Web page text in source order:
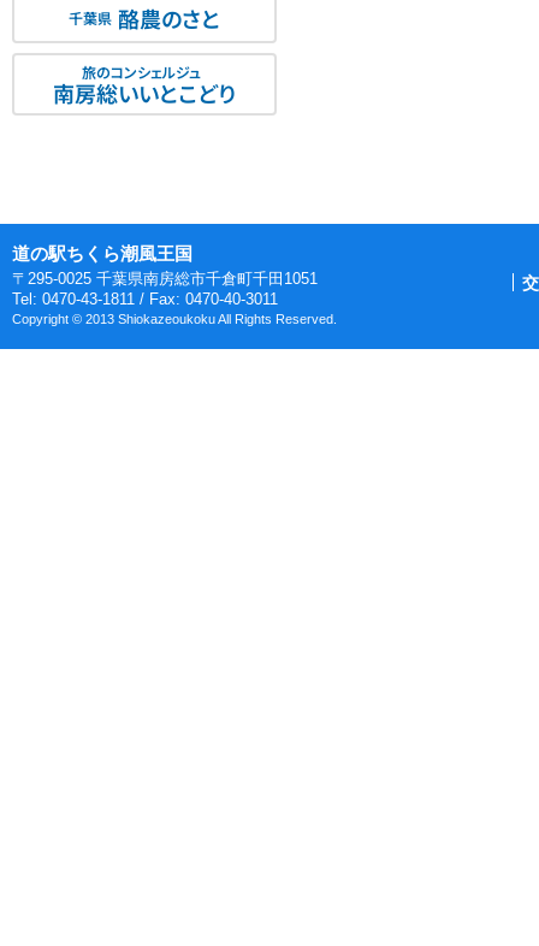
千葉県 酪農のさと
旅のコンシェルジュ
南房総いいとこどり
道の駅ちくら潮風王国
〒295-0025 千葉県南房総市千倉町千田1051
Tel: 0470-43-1811 / Fax: 0470-40-3011
Copyright © 2013 Shiokazeoukoku All Rights Reserved.